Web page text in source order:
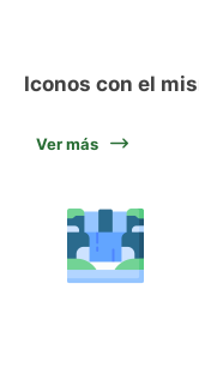
Iconos con el
Ver más